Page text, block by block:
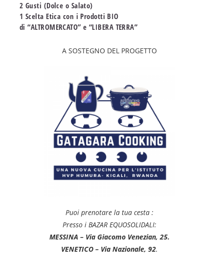
2 Gusti (Dolce o Salato)
1 Scelta Etica con i Prodotti BIO
di “ALTROMERCATO” e “LIBERA TERRA”
A SOSTEGNO DEL PROGETTO
Puoi prenotare la tua cesta :
Presso i BAZAR EQUOSOLIDALI:
MESSINA – Via Giacomo Venezian, 25.
VENETICO – Via Nazionale, 92.